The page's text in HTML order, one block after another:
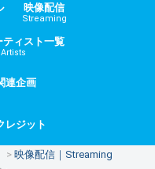
映像配信
Streaming
ティスト一覧
Artists
連企画
レジット
映像配信｜Streaming